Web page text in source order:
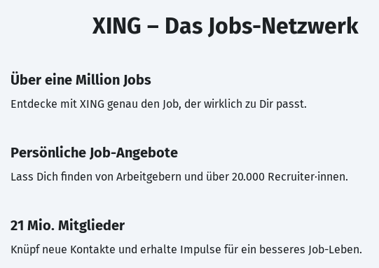
XING – Das Jobs-Netzwerk
Über eine Million Jobs
Entdecke mit XING genau den Job, der wirklich zu Dir passt.
Persönliche Job-Angebote
Lass Dich finden von Arbeitgebern und über 20.000 Recruiter·innen.
21 Mio. Mitglieder
Knüpf neue Kontakte und erhalte Impulse für ein besseres Job-Leben.